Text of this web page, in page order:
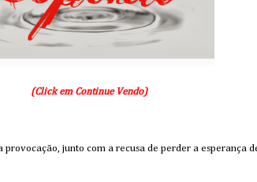
(Click em Continue Vendo)
junto com a recusa de perder a esperança